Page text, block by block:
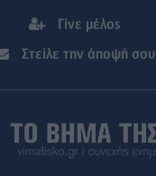
Γίνε μέλος
Στείλε την άποψή σου